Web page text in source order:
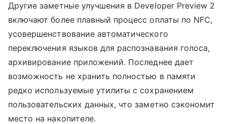
Другие заметные улучшения в Developer Preview 2
включают более плавный процесс оплаты по NFC,
усовершенствование автоматического
переключения языков для распознавания голоса,
архивирование приложений. Последнее дает
возможность не хранить полностью в памяти
редко используемые утилиты с сохранением
пользовательских данных, что заметно сэкономит
место на накопителе.